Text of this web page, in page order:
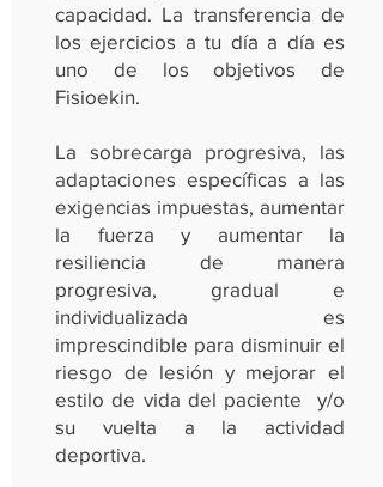
capacidad. La transferencia de
los ejercicios a tu día a día es
uno de los objetivos de
Fisioekin.
La sobrecarga progresiva, las
adaptaciones específicas a las
exigencias impuestas, aumentar
la fuerza y aumentar la
resiliencia de manera
progresiva, gradual e
individualizada es
imprescindible para disminuir el
riesgo de lesión y mejorar el
estilo de vida del paciente y/o
su vuelta a la actividad
deportiva.